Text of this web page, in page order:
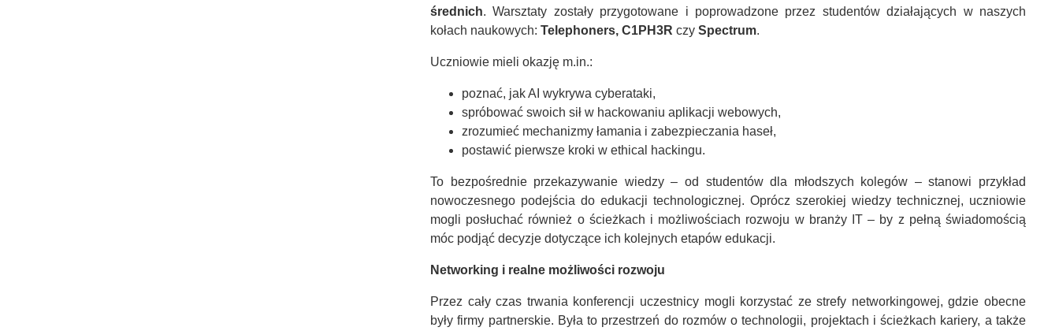
średnich. Warsztaty zostały przygotowane i poprowadzone przez studentów działających w naszych
kołach naukowych: Telephoners, C1PH3R czy Spectrum.
Uczniowie mieli okazję m.in.:
poznać, jak AI wykrywa cyberataki,
spróbować swoich sił w hackowaniu aplikacji webowych,
zrozumieć mechanizmy łamania i zabezpieczania haseł,
postawić pierwsze kroki w ethical hackingu.
To bezpośrednie przekazywanie wiedzy – od studentów dla młodszych kolegów – stanowi przykład
nowoczesnego podejścia do edukacji technologicznej. Oprócz szerokiej wiedzy technicznej, uczniowie
mogli posłuchać również o ścieżkach i możliwościach rozwoju w branży IT – by z pełną świadomością
móc podjąć decyzje dotyczące ich kolejnych etapów edukacji.
Networking i realne możliwości rozwoju
Przez cały czas trwania konferencji uczestnicy mogli korzystać ze strefy networkingowej, gdzie obecne
były firmy partnerskie. Była to przestrzeń do rozmów o technologii, projektach i ścieżkach kariery, a także